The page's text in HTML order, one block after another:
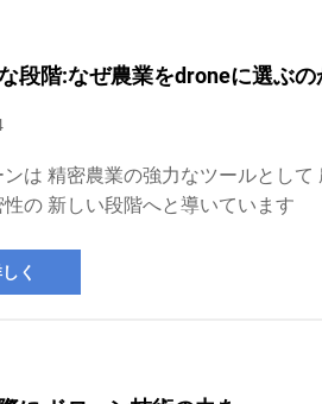
段階:なぜ農業をdroneに選ぶの
は 精密農業の強力なツールとして
の 新しい段階へと導いています
く